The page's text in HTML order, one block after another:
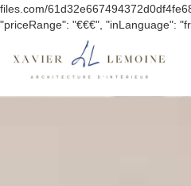
files.com/
"priceRange": "€€€", "inLanguage":